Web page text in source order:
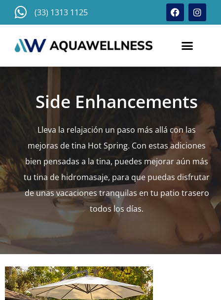
content
(33) 1313 1125
F
a
c
k
I
n
s
a
Side Enhancements
Lleva la relajación un paso más allá con las
mejoras de tina Hot Spring. Con estas adiciones
bien pensadas a la tina, puedes mejorar aún más
tu tina de hidromasaje, para que puedas disfrutar
de unas vacaciones tranquilas en tu patio trasero
todos los días.